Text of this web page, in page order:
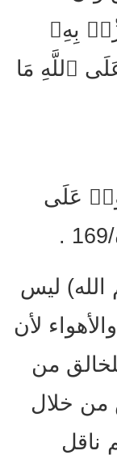
بِهِۦ
ٱللَّهِ مَا
عَلَى
.
الله) ليس
لأن
من
من خلال
ناقل